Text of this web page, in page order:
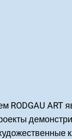
RODGAU ART